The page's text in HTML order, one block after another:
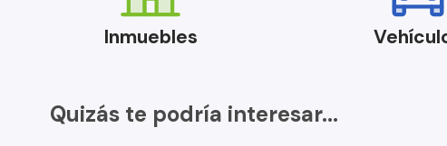
Inmuebles
Quizás te podría interesar...